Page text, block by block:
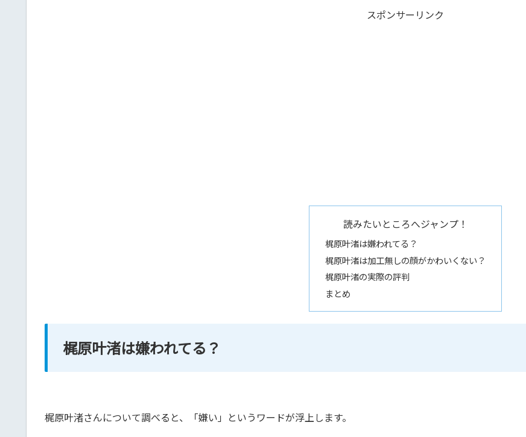
スポンサーリンク
読みたいところへジャンプ！
梶原叶渚は嫌われてる？
梶原叶渚は加工無しの顔がかわいくない？
梶原叶渚の実際の評判
まとめ
梶原叶渚は嫌われてる？
梶原叶渚さんについて調べると、「嫌い」というワードが浮上します。